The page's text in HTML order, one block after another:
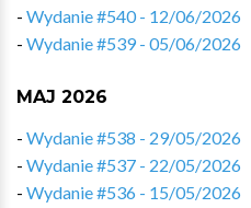
- Wydanie #540 - 12/06/2026
- Wydanie #539 - 05/06/2026
MAJ 2026
- Wydanie #538 - 29/05/2026
- Wydanie #537 - 22/05/2026
- Wydanie #536 - 15/05/2026